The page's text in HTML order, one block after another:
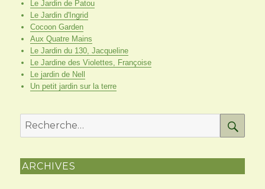
Le Jardin de Patou
Le Jardin d'Ingrid
Cocoon Garden
Aux Quatre Mains
Le Jardin du 130, Jacqueline
Le Jardine des Violettes, Françoise
Le jardin de Nell
Un petit jardin sur la terre
pour
ARCHIVES